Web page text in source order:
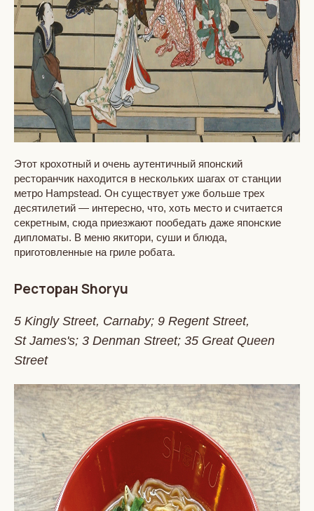
Этот крохотный и очень аутентичный японский
ресторанчик находится в нескольких шагах от станции
метро Hampstead. Он существует уже больше трех
десятилетий — интересно, что, хоть место и считается
секретным, сюда приезжают пообедать даже японские
дипломаты. В меню якитори, суши и блюда,
приготовленные на гриле робата.
Ресторан Shoryu
5 Kingly Street, Carnaby; 9 Regent Street,
St James's; 3 Denman Street; 35 Great Queen
Street